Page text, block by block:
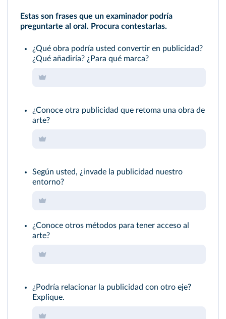
Estas son frases que un examinador podría
preguntarte al oral. Procura contestarlas.
¿Qué obra podría usted convertir en publicidad?
¿Qué añadiría? ¿Para qué marca?
¿Conoce otra publicidad que retoma una obra de
arte?
Según usted, ¿invade la publicidad nuestro
entorno?
¿Conoce otros métodos para tener acceso al
arte?
¿Podría relacionar la publicidad con otro eje?
Explique.